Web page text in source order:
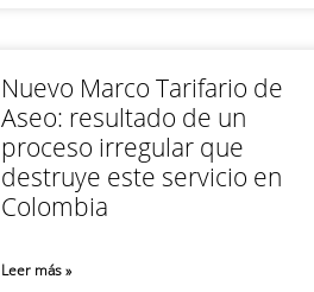
Nuevo Marco Tarifario de
Aseo: resultado de un
proceso irregular que
destruye este servicio en
Colombia
Leer más »